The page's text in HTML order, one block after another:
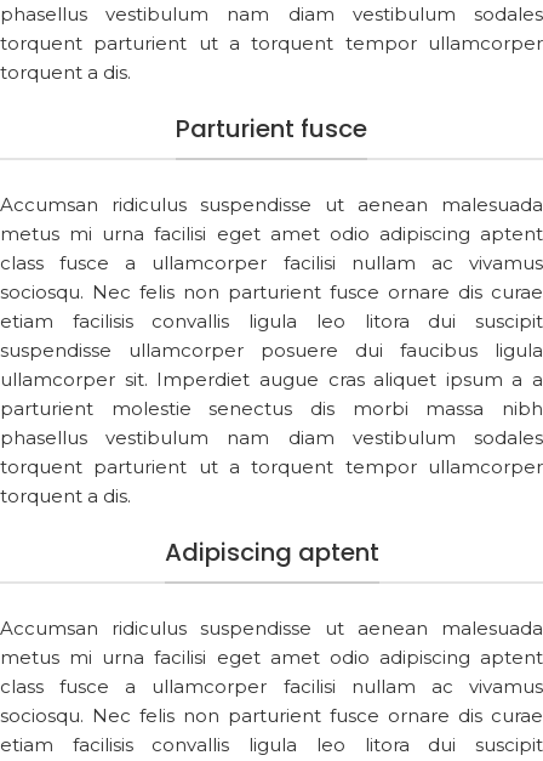
phasellus vestibulum nam diam vestibulum sodales
torquent parturient ut a torquent tempor ullamcorper
torquent a dis.
Parturient fusce
Accumsan ridiculus suspendisse ut aenean malesuada
metus mi urna facilisi eget amet odio adipiscing aptent
class fusce a ullamcorper facilisi nullam ac vivamus
sociosqu. Nec felis non parturient fusce ornare dis curae
etiam facilisis convallis ligula leo litora dui suscipit
suspendisse ullamcorper posuere dui faucibus ligula
ullamcorper sit. Imperdiet augue cras aliquet ipsum a a
parturient molestie senectus dis morbi massa nibh
phasellus vestibulum nam diam vestibulum sodales
torquent parturient ut a torquent tempor ullamcorper
torquent a dis.
Adipiscing aptent
Accumsan ridiculus suspendisse ut aenean malesuada
metus mi urna facilisi eget amet odio adipiscing aptent
class fusce a ullamcorper facilisi nullam ac vivamus
sociosqu. Nec felis non parturient fusce ornare dis curae
etiam facilisis convallis ligula leo litora dui suscipit